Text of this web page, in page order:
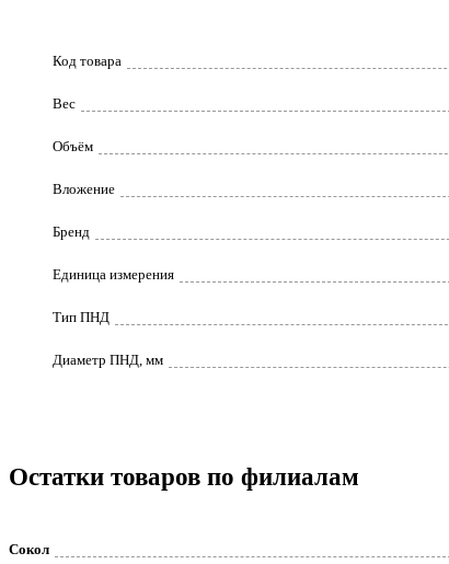
Код товара
Вес
Объём
Вложение
Бренд
Единица измерения
Тип ПНД
Диаметр ПНД, мм
Остатки товаров по филиалам
Сокол